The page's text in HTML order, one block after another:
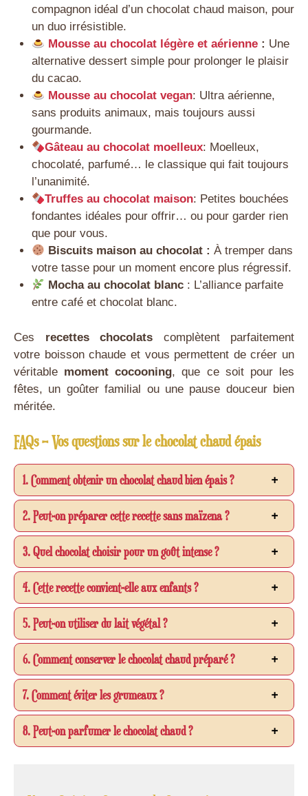
compagnon idéal d’un chocolat chaud maison, pour
un duo irrésistible.
Mousse au chocolat légère et aérienne: Une
alternative dessert simple pour prolonger le plaisir
du cacao.
Mousse au chocolat vegan: Ultra aérienne,
sans produits animaux, mais toujours aussi
gourmande.
Gâteau au chocolat moelleux: Moelleux,
chocolaté, parfumé… le classique qui fait toujours
l’unanimité.
Truffes au chocolat maison: Petites bouchées
fondantes idéales pour offrir… ou pour garder rien
que pour vous.
Biscuits maison au chocolat : À tremper dans
votre tasse pour un moment encore plus régressif.
Mocha au chocolat blanc: L’alliance parfaite
entre café et chocolat blanc.
Ces recettes chocolats complètent parfaitement
votre boisson chaude et vous permettent de créer un
véritable moment cocooning, que ce soit pour les
fêtes, un goûter familial ou une pause douceur bien
méritée.
FAQs – Vos questions sur le chocolat chaud épais
1. Comment obtenir un chocolat chaud bien épais ?
2. Peut-on préparer cette recette sans maïzena ?
3. Quel chocolat choisir pour un goût intense ?
4. Cette recette convient-elle aux enfants ?
5. Peut-on utiliser du lait végétal ?
6. Comment conserver le chocolat chaud préparé ?
7. Comment éviter les grumeaux ?
8. Peut-on parfumer le chocolat chaud ?